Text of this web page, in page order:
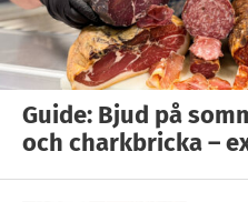
Guide: Bjud på
och charkbricka –